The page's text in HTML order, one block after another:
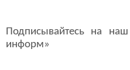
Подписывайтесь на наш
информ»